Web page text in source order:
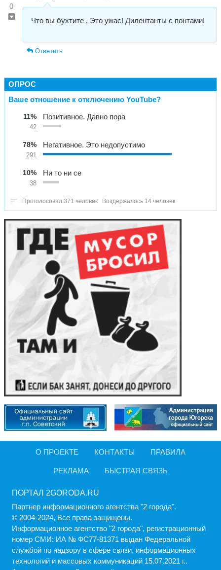
0
Что вы бухтите , Это ужас! Дилентанты с понтами!
Ответить
ОПРОС
Ваше отношение к отключению YouTube?
11%
42
Позитивное. Давно пора
78%
291
Негативное. Это недопустимо
10%
38
Ни то ни се
Проголосовал 371 человек Воздержалось 14 человек
О ПРОЕКТЕ КОНТАКТЫ ПРАВИЛА
РЕКЛАМА БЫСТРАЯ СВЯЗЬ
ПОРТАЛ 2GORODA.RU
Партнер информационного агентства "2 города".
© 2004-2024, Все права защищены.
Информационное агентство "2 города", регистрационный
номер СМИ: ИА № ФС77-81371 выдан Федеральной
службой по надзору в сфере связи, информационных
технологий и массовых коммуникаций 15.07.2021 г..